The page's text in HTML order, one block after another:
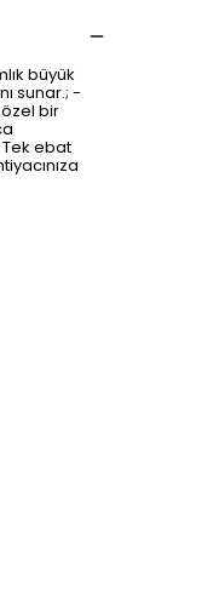
büyük
sunar.; -
bir
ebat